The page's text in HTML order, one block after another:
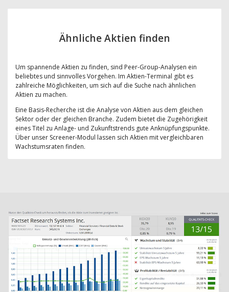
Ähnliche Aktien finden
Um spannende Aktien zu finden, sind Peer-Group-Analysen ein
beliebtes und sinnvolles Vorgehen. Im Aktien-Terminal gibt es
zahlreiche Möglichkeiten, um sich auf die Suche nach ähnlichen
Aktien zu machen.
Eine Basis-Recherche ist die Analyse von Aktien aus dem gleichen
Sektor oder der gleichen Branche. Zudem bietet die Zugehörigkeit
eines Titel zu Anlage- und Zukunftstrends gute Anknüpfungspunkte.
Über unser Screener-Modul lassen sich Aktien mit vergleichbaren
Wachstumsraten finden.